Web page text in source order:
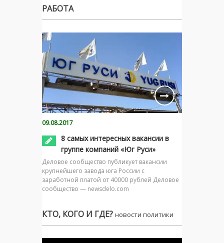
РАБОТА
09.08.2017
8 самых интересных вакансии в
группе компаний «Юг Руси»
Деловое сообщество публикует вакансии
крупнейшего завода юга России с
заработной платой от 40000 рублей Деловое
сообщество — newsdelo.com
КТО, КОГО И ГДЕ? новости политики